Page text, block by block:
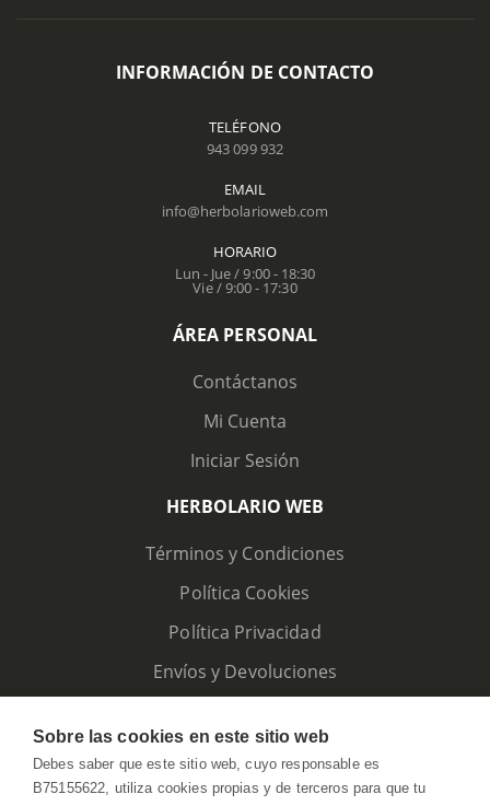
INFORMACIÓN DE CONTACTO
TELÉFONO
943 099 932
EMAIL
info@herbolarioweb.com
HORARIO
Lun - Jue / 9:00 - 18:30
Vie / 9:00 - 17:30
ÁREA PERSONAL
Contáctanos
Mi Cuenta
Iniciar Sesión
HERBOLARIO WEB
Términos y Condiciones
Política Cookies
Política Privacidad
Envíos y Devoluciones
Sobre las cookies en este sitio web
Debes saber que este sitio web, cuyo responsable es
B75155622, utiliza cookies propias y de terceros para que tu